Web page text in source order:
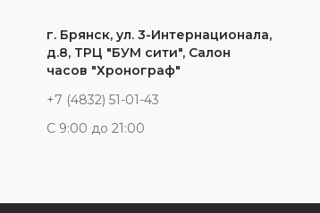
г. Брянск, ул. 3-Интернационала,
д.8, ТРЦ "БУМ сити", Салон
часов "Хронограф"
+7 (4832) 51-01-43
С 9:00 до 21:00